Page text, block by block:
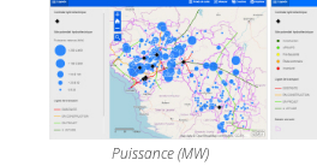
Puissance (MW)